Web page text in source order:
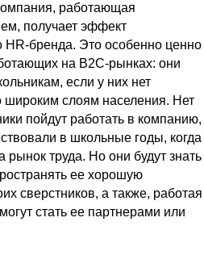
работающая
получает эффект
HR-бренда. Это особенно ценно
на B2C-рынках: они
если у них нет
широким слоям населения. Нет
пойдут работать в компанию,
в школьные годы, когда
рынок труда. Но они будут знать
ее хорошую
сверстников, а также, работая
стать ее партнерами или